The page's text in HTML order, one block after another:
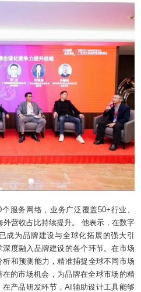
服务网络，业务广泛覆盖50+行业、
营收占比持续提升。 他表示，在数字
成为品牌建设与全球化拓展的强大引
度融入品牌建设的各个环节。在市场
和预测能力，精准捕捉全球不同市场
的市场机会，为品牌在全球市场的精
产品研发环节，AI辅助设计工具能够